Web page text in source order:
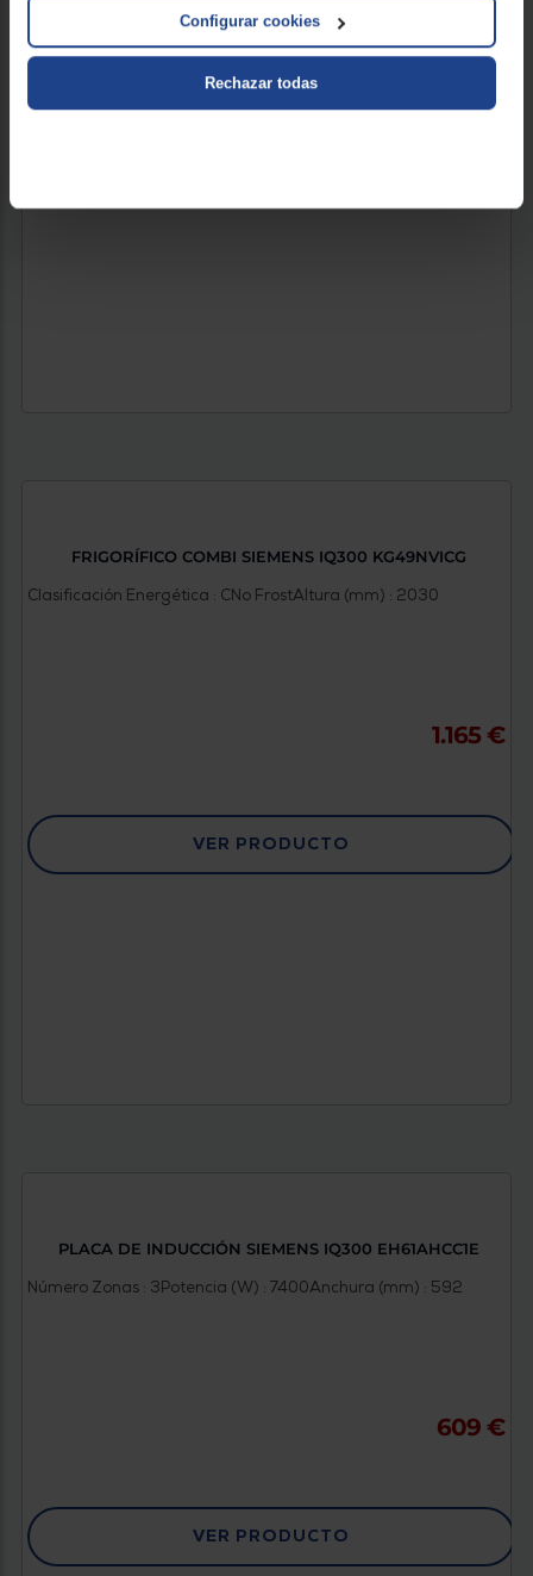
Configurar cookies
Rechazar todas
1.039 €
FRIGORÍFICO COMBI SIEMENS IQ300 KG49NVICG
Clasificación Energética : CNo FrostAltura (mm) : 2030
1.165 €
VER PRODUCTO
PLACA DE INDUCCIÓN SIEMENS IQ300 EH61AHCC1E
Número Zonas : 3Potencia (W) : 7400Anchura (mm) : 592
609 €
VER PRODUCTO